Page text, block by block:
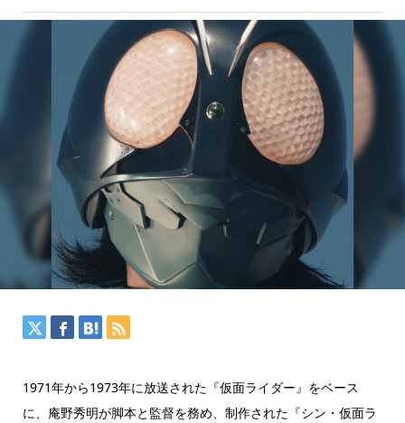
1971年から1973年に放送された『仮面ライダー』をベース
に、庵野秀明が脚本と監督を務め、制作された『シン・仮面ラ